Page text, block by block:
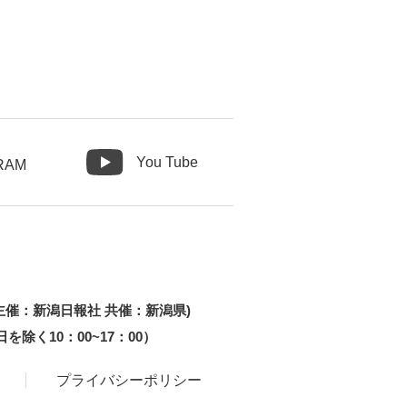
You Tube
催：新潟日報社 共催：新潟県)
除く10：00~17：00）
プライバシーポリシー